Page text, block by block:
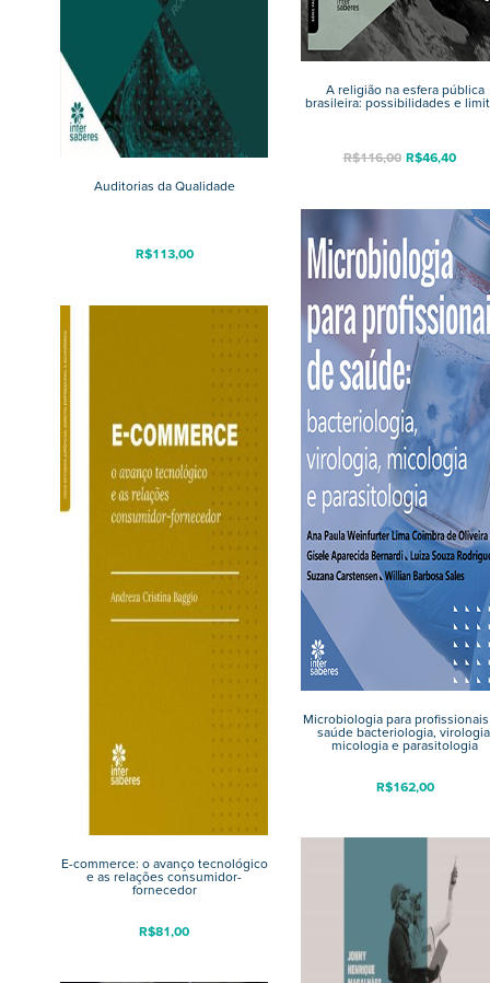
A religião na esfera pública
brasileira: possibilidades e
R$116,00 R$46,40
Auditorias da Qualidade
R$113,00
Microbiologia para
saúde bacteriologia,
micologia e parasitologia
R$162,00
E-commerce: o avanço tecnológico
e as relações consumidor-
fornecedor
R$81,00